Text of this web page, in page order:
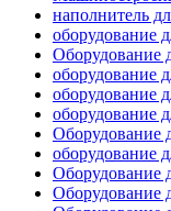
наполнитель
оборудование
Оборудование
оборудование
оборудование
оборудование
Оборудование
оборудование
Оборудование
Оборудование